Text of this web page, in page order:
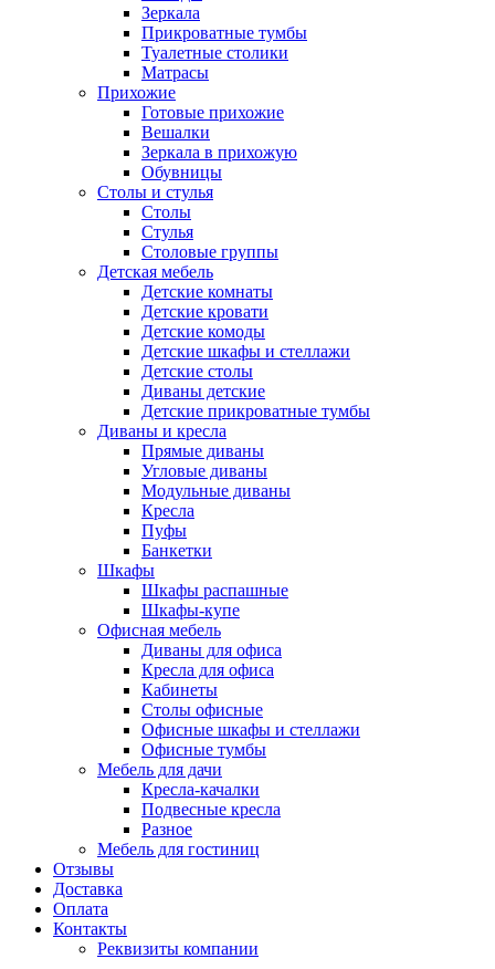
Зеркала
Прикроватные тумбы
Туалетные столики
Матрасы
Прихожие
Готовые прихожие
Вешалки
Зеркала в прихожую
Обувницы
Столы и стулья
Столы
Стулья
Столовые группы
Детская мебель
Детские комнаты
Детские кровати
Детские комоды
Детские шкафы и стеллажи
Детские столы
Диваны детские
Детские прикроватные тумбы
Диваны и кресла
Прямые диваны
Угловые диваны
Модульные диваны
Кресла
Пуфы
Банкетки
Шкафы
Шкафы распашные
Шкафы-купе
Офисная мебель
Диваны для офиса
Кресла для офиса
Кабинеты
Столы офисные
Офисные шкафы и стеллажи
Офисные тумбы
Мебель для дачи
Кресла-качалки
Подвесные кресла
Разное
Мебель для гостиниц
Отзывы
Доставка
Оплата
Контакты
Реквизиты компании